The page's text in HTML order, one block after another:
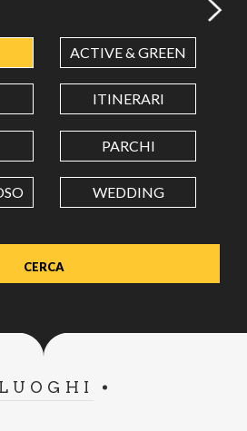
Use dot (.) as decimal separator.
ACTIVE & GREEN
ITINERARI
PARCHI
WEDDING
LUOGHI